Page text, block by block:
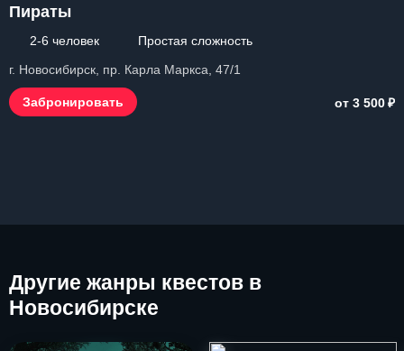
Пираты
2-6 человек
Простая сложность
г. Новосибирск, пр. Карла Маркса, 47/1
Забронировать от 3 500₽
Другие жанры квестов в
Новосибирске